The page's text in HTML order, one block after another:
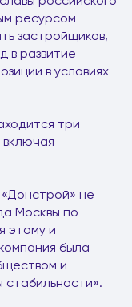
ресурсом
застройщиков,
в развитие
в условиях
три
не
Москвы по
этому и
была
и